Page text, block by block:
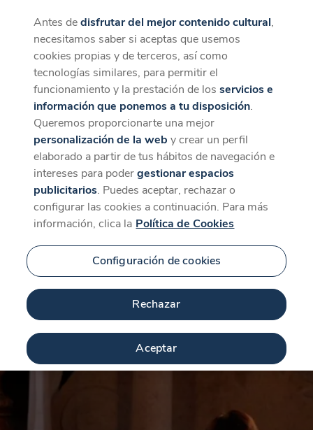
CaixaForum+
La mejor experiencia desde la App
Descargar
Antes dedisfrutar del mejor contenido cultural,
necesitamos saber si aceptas que usemos
cookies propias y de terceros, así como
tecnologías similares, para permitir el
funcionamiento y la prestación de losservicios e
información que ponemos a tu disposición.
Queremos proporcionarte una mejor
personalización de la web y crear un perfil
elaborado a partir de tus hábitos de navegación e
intereses para podergestionar espacios
publicitarios. Puedes aceptar, rechazar o
configurar las cookies a continuación. Para más
información, clica la Política de Cookies
Configuración de cookies
Rechazar
Aceptar